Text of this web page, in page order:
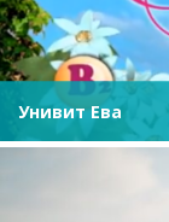
Унивит Ева